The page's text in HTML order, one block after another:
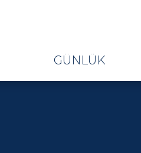
GÜNLÜK